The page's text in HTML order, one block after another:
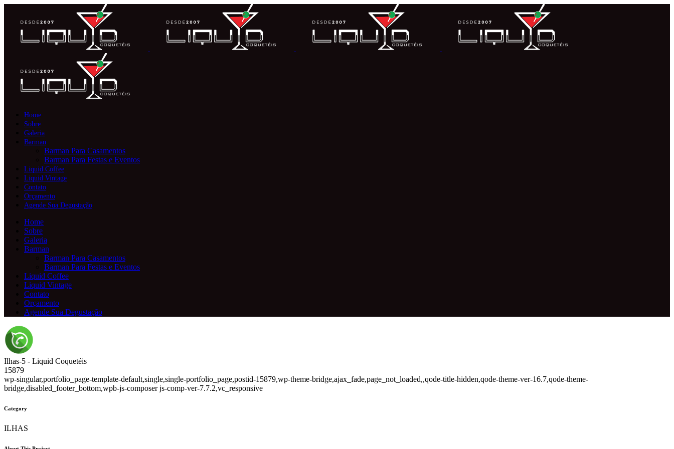
Home
Sobre
Galeria
Barman
Barman Para Casamentos
Barman Para Festas e Eventos
Liquid Coffee
Liquid Vintage
Contato
Orçamento
Agende Sua Degustação
Home
Sobre
Galeria
Barman
Barman Para Casamentos
Barman Para Festas e Eventos
Liquid Coffee
Liquid Vintage
Contato
Orçamento
Agende Sua Degustação
Ilhas-5 - Liquid Coquetéis
15879
wp-singular,portfolio_page-template-default,single,single-portfolio_page,postid-15879,wp-theme-bridge,ajax_fade,page_not_loaded,,qode-title-hidden,qode-theme-ver-16.7,qode-theme-
bridge,disabled_footer_bottom,wpb-js-composer js-comp-ver-7.7.2,vc_responsive
Category
ILHAS